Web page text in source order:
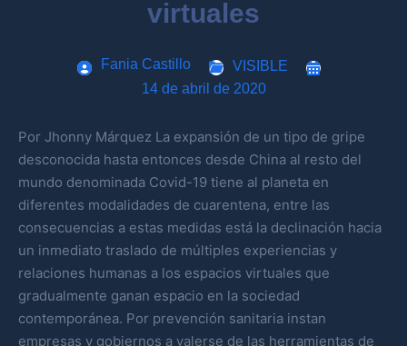
virtuales
Fania Castillo
VISIBLE
14 de abril de 2020
Por Jhonny Márquez La expansión de un tipo de gripe
desconocida hasta entonces desde China al resto del
mundo denominada Covid-19 tiene al planeta en
diferentes modalidades de cuarentena, entre las
consecuencias a estas medidas está la declinación hacia
un inmediato traslado de múltiples experiencias y
relaciones humanas a los espacios virtuales que
gradualmente ganan espacio en la sociedad
contemporánea. Por prevención sanitaria instan
empresas y gobiernos a valerse de las herramientas de